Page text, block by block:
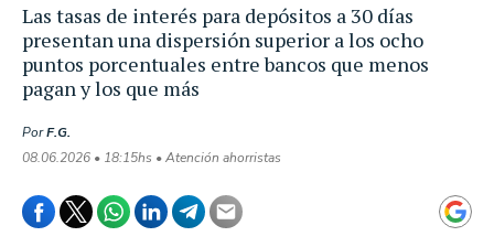
Las tasas de interés para depósitos a 30 días
presentan una dispersión superior a los ocho
puntos porcentuales entre bancos que menos
pagan y los que más
PorF.G.
08.06.2026 • 18:15hs • Atención ahorristas